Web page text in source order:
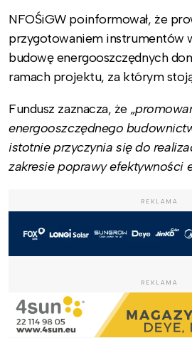
NFOŚiGW poinformował, że
przygotowaniem instrumentów
budowę energooszczędnych
ramach projektu, za którym
Fundusz zaznacza, że
energooszczędnego
istotnie przyczynia się do
zakresie poprawy efektywności
REKLAMA
REKLAMA